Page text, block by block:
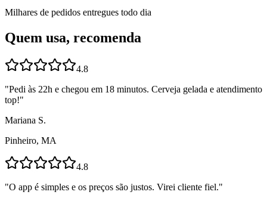
Milhares de pedidos entregues todo dia
Quem usa, recomenda
4.8
"Pedi às 22h e chegou em 18 minutos. Cerveja gelada e atendimento
top!"
Mariana S.
Pinheiro, MA
4.8
"O app é simples e os preços são justos. Virei cliente fiel."